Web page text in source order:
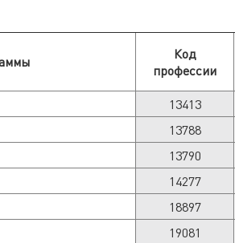
Код
профессии
13413
13788
13790
14277
18897
19081